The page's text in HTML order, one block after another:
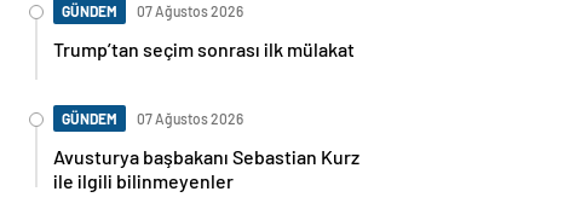
GÜNDEM 07 Ağustos 2026
Trump’tan seçim sonrası ilk mülakat
GÜNDEM 07 Ağustos 2026
Avusturya başbakanı Sebastian Kurz
ile ilgili bilinmeyenler